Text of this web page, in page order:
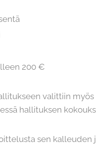
200 €
valittiin myös
hallituksen
sen kalleuden